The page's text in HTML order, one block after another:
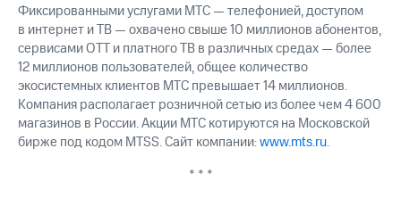
Фиксированными услугами МТС — телефонией, доступом
в интернет и ТВ — охвачено свыше 10 миллионов абонентов,
сервисами OTT и платного ТВ в различных средах — более
12 миллионов пользователей, общее количество
экосистемных клиентов МТС превышает 14 миллионов.
Компания располагает розничной сетью из более чем 4 600
магазинов в России. Акции МТС котируются на Московской
бирже под кодом MTSS. Сайт компании:www.mts.ru.
* * *